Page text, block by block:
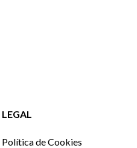
LEGAL
Política de Cookies